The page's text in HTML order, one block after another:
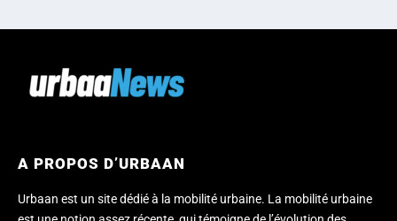
A PROPOS D’URBAAN
Urbaan est un site dédié à la mobilité urbaine. La mobilité urbaine